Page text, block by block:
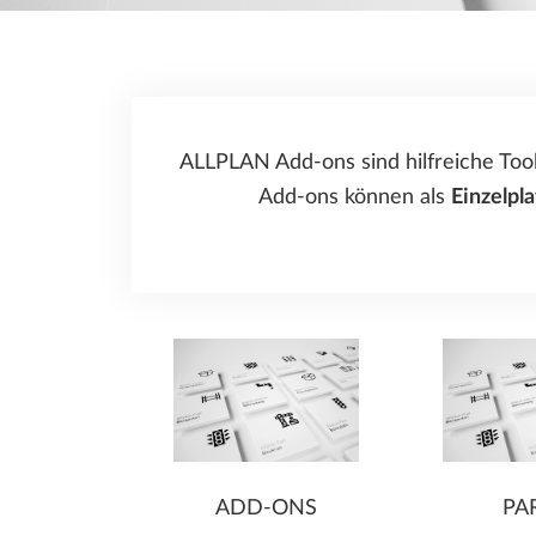
ALLPLAN Precast - Fertigteilplanung
ALLPLAN Add-ons sind hilfreiche
Add-ons können als
ADD-ONS